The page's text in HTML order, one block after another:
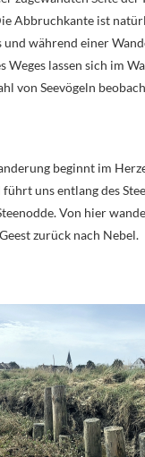
Abbruchkante ist
und während einer
Weges lassen sich im
von Seevögeln
beginnt im
führt uns entlang des
Von hier
zurück nach Nebel.